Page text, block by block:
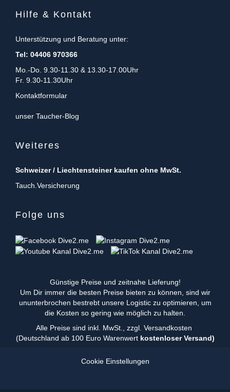
Hilfe & Kontakt
Unterstützung und Beratung unter:
Tel: 04406 970366
Mo.-Do. 9.30-11.30 & 13.30-17.00Uhr
Fr. 9.30-11.30Uhr
Kontaktformular
unser Taucher-Blog
Weiteres
Schweizer / Liechtensteiner kaufen ohne MwSt.
Tauch.Versicherung
Folge uns
Günstige Preise und zeitnahe Lieferung!
Um Dir immer die besten Preise bieten zu können, sind wir
ununterbrochen bestrebt unsere Logistic zu optimieren, um
die Kosten so gering wie möglich zu halten.
Alle Preise sind inkl. MwSt., zzgl. Versandkosten
(Deutschland ab 100 Euro Warenwertkostenloser Versand)
Cookie Einstellungen